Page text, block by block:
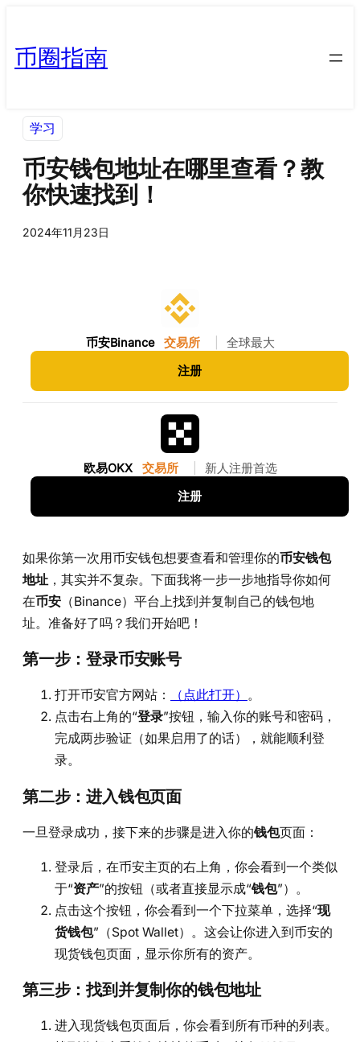
币圈指南
学习
币安钱包地址在哪里查看？教
你快速找到！
2024年11月23日
币安Binance 交易所 全球最大
注册
欧易OKX 交易所 新人注册首选
注册
如果你第一次用币安钱包想要查看和管理你的币安钱包
地址 ，其实并不复杂。下面我将一步一步地指导你如何
在币安 （Binance）平台上找到并复制自己的钱包地
址。准备好了吗？我们开始吧！
第一步：登录币安账号
打开币安官方网站： （点此打开） 。
点击右上角的“登录”按钮，输入你的账号和密码，
完成两步验证（如果启用了的话），就能顺利登
录。
第二步：进入钱包页面
一旦登录成功，接下来的步骤是进入你的钱包页面：
登录后，在币安主页的右上角，你会看到一个类似
于“资产”的按钮（或者直接显示成“钱包”）。
点击这个按钮，你会看到一个下拉菜单，选择“现
货钱包”（Spot Wallet）。这会让你进入到币安的
现货钱包页面，显示你所有的资产。
第三步：找到并复制你的钱包地址
进入现货钱包页面后，你会看到所有币种的列表。